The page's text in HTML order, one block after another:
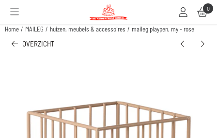
Cookievoorkeuren zijn beschikbaar. Kies instellingen of sta alle cookies toe.0
Home / MAILEG / huizen, meubels & accessoires / maileg playpen, my - rose
OVERZICHT